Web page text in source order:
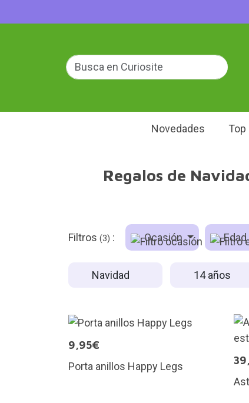
Novedades Top
Regalos de
Filtros (3) : Ocasión Edad
Navidad 14 años
9,95€
Porta anillos Happy Legs